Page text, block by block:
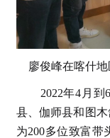
廖俊峰在喀什
2022年4月到6
县、伽师县和图
为200多位致富带